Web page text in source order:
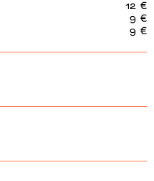
12 €
9 €
9 €